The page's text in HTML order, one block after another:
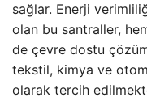
sağlar. Enerji
olan bu santraller,
de çevre dostu
tekstil, kimya ve
olarak tercih